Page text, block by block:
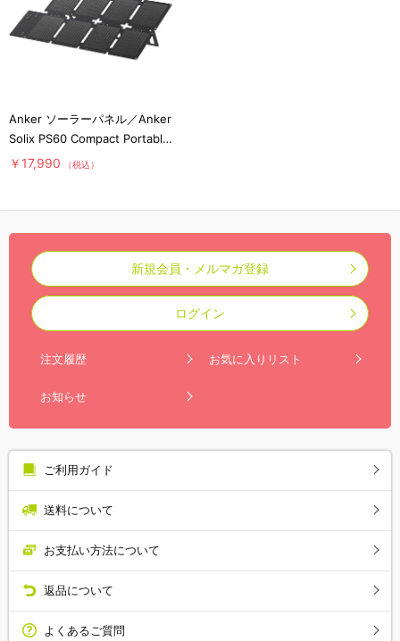
Anker ソーラーパネル／Anker
Solix PS60 Compact Portable
Solar Panel／60W／防災グッ
￥17,990 （税込）
新規会員・メルマガ登録
ログイン
注文履歴 お気に入りリスト
お知らせ
ご利用ガイド
送料について
お支払い方法について
返品について
よくあるご質問